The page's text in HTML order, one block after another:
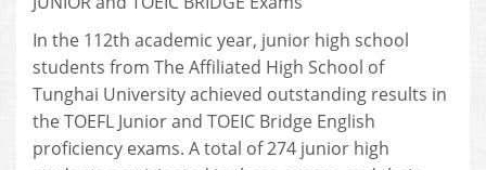
In the 112th academic year, junior high school
students from The Affiliated High School of
Tunghai University achieved outstanding results in
the TOEFL Junior and TOEIC Bridge English
proficiency exams. A total of 274 junior high